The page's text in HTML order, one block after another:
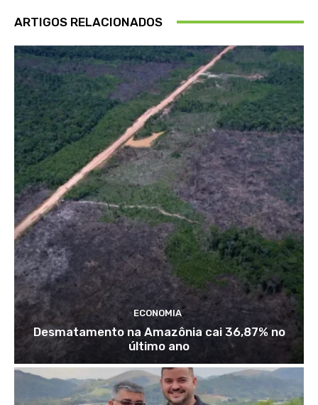
ARTIGOS RELACIONADOS
ECONOMIA
Desmatamento na Amazônia cai 36,87% no
último ano